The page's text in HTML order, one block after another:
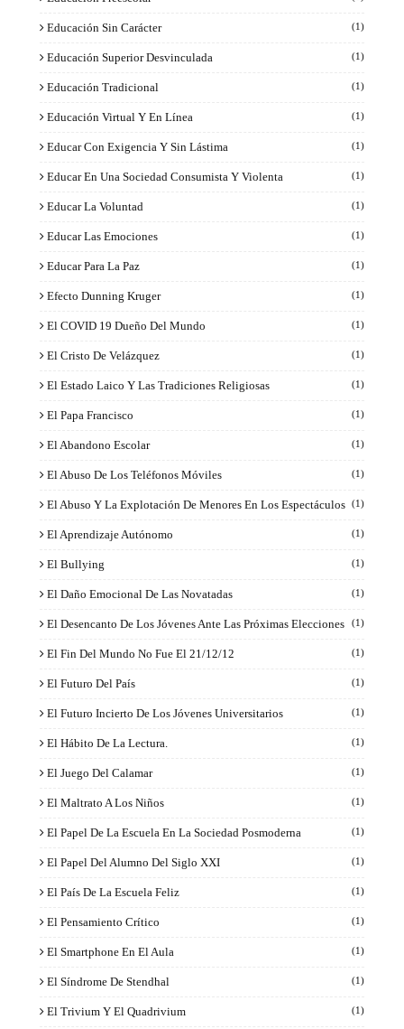
Educación Sin Carácter (1)
Educación Superior Desvinculada (1)
Educación Tradicional (1)
Educación Virtual Y En Línea (1)
Educar Con Exigencia Y Sin Lástima (1)
Educar En Una Sociedad Consumista Y Violenta (1)
Educar La Voluntad (1)
Educar Las Emociones (1)
Educar Para La Paz (1)
Efecto Dunning Kruger (1)
El COVID 19 Dueño Del Mundo (1)
El Cristo De Velázquez (1)
El Estado Laico Y Las Tradiciones Religiosas (1)
El Papa Francisco (1)
El Abandono Escolar (1)
El Abuso De Los Teléfonos Móviles (1)
El Abuso Y La Explotación De Menores En Los Espectáculos (1)
El Aprendizaje Autónomo (1)
El Bullying (1)
El Daño Emocional De Las Novatadas (1)
El Desencanto De Los Jóvenes Ante Las Próximas Elecciones (1)
El Fin Del Mundo No Fue El 21/12/12 (1)
El Futuro Del País (1)
El Futuro Incierto De Los Jóvenes Universitarios (1)
El Hábito De La Lectura. (1)
El Juego Del Calamar (1)
El Maltrato A Los Niños (1)
El Papel De La Escuela En La Sociedad Posmoderna (1)
El Papel Del Alumno Del Siglo XXI (1)
El País De La Escuela Feliz (1)
El Pensamiento Crítico (1)
El Smartphone En El Aula (1)
El Síndrome De Stendhal (1)
El Trivium Y El Quadrivium (1)